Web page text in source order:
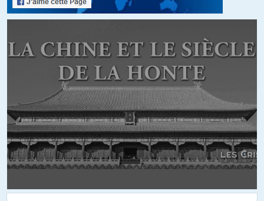
je vous rassure, il n’y a aucune cavité sous terre pour les
Ils se trouvent dans les « trous » des roches très compactées (avec
au mieux 20% de trous -porosité- de taille décimillimétrique (0,1
De toute façon, quand le gaz ou le pétrole est produit et remonte en
surface, il est remplacé par de l’eau (salée) présente partout en
profondeur.).
+2 ALERTER
Christian Gedeon//09.03.2021 à 11h57
essentiellement des…sociétés pétrolières. De l’eau salée dites